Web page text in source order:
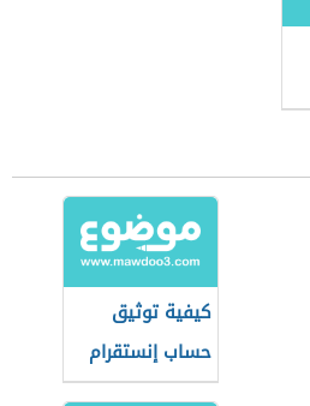
كيفية توثيق
حساب إنستقرام